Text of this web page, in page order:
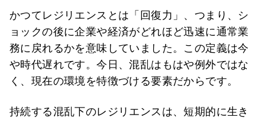
かつてレジリエンスとは「回復力」、つまり、シ
ョックの後に企業や経済がどれほど迅速に通常業
務に戻れるかを意味していました。この定義は今
や時代遅れです。今日、混乱はもはや例外ではな
く、現在の環境を特徴づける要素だからです。
持続する混乱下のレジリエンスは、短期的に生き